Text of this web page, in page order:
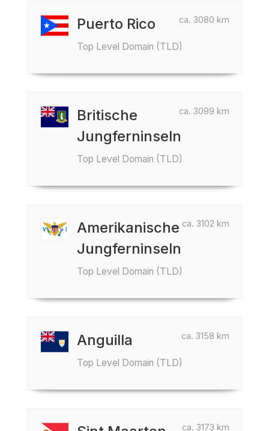
ca. 3080 km
Puerto Rico
Top Level Domain (TLD)
ca. 3099 km
Britische
Jungferninseln
Top Level Domain (TLD)
ca. 3102 km
Amerikanische
Jungferninseln
Top Level Domain (TLD)
ca. 3158 km
Anguilla
Top Level Domain (TLD)
ca. 3173 km